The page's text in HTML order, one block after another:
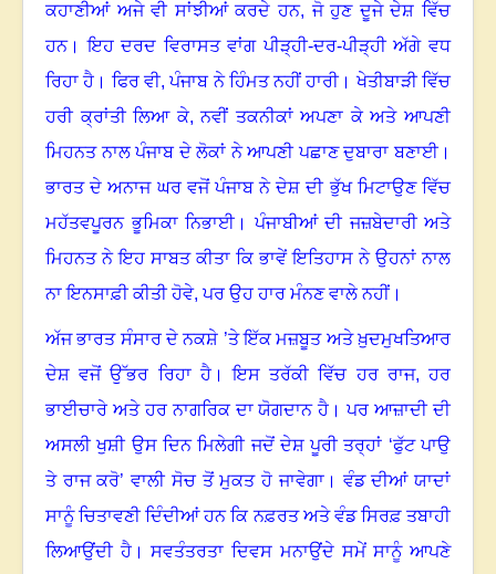
ਕਹਾਣੀਆਂ ਅਜੇ ਵੀ ਸਾਂਝੀਆਂ ਕਰਦੇ ਹਨ,ਜੋ ਹੁਣ ਦੂਜੇ ਦੇਸ਼ ਵਿੱਚ
ਹਨ। ਇਹ ਦਰਦ ਵਿਰਾਸਤ ਵਾਂਗ ਪੀੜ੍ਹੀ-ਦਰ-ਪੀੜ੍ਹੀ ਅੱਗੇ ਵਧ
ਰਿਹਾ ਹੈ। ਫਿਰ ਵੀ,ਪੰਜਾਬ ਨੇ ਹਿੰਮਤ ਨਹੀਂ ਹਾਰੀ। ਖੇਤੀਬਾੜੀ ਵਿੱਚ
ਹਰੀ ਕ੍ਰਾਂਤੀ ਲਿਆ ਕੇ, ਨਵੀਂ ਤਕਨੀਕਾਂ ਅਪਣਾ ਕੇ ਅਤੇ ਆਪਣੀ
ਮਿਹਨਤ ਨਾਲ ਪੰਜਾਬ ਦੇ ਲੋਕਾਂ ਨੇ ਆਪਣੀ ਪਛਾਣ ਦੁਬਾਰਾ ਬਣਾਈ।
ਭਾਰਤ ਦੇ ਅਨਾਜ ਘਰ ਵਜੋਂ ਪੰਜਾਬ ਨੇ ਦੇਸ਼ ਦੀ ਭੁੱਖ ਮਿਟਾਉਣ ਵਿੱਚ
ਮਹੱਤਵਪੂਰਨ ਭੂਮਿਕਾ ਨਿਭਾਈ। ਪੰਜਾਬੀਆਂ ਦੀ ਜਜ਼ਬੇਦਾਰੀ ਅਤੇ
ਮਿਹਨਤ ਨੇ ਇਹ ਸਾਬਤ ਕੀਤਾ ਕਿ ਭਾਵੇਂ ਇਤਿਹਾਸ ਨੇ ਉਹਨਾਂ ਨਾਲ
ਨਾ ਇਨਸਾਫ਼ੀ ਕੀਤੀ ਹੋਵੇ, ਪਰ ਉਹ ਹਾਰ ਮੰਨਣ ਵਾਲੇ ਨਹੀਂ।
ਅੱਜ ਭਾਰਤ ਸੰਸਾਰ ਦੇ ਨਕਸ਼ੇ ’ਤੇ ਇੱਕ ਮਜ਼ਬੂਤ ਅਤੇ ਖ਼ੁਦਮੁਖਤਿਆਰ
ਦੇਸ਼ ਵਜੋਂ ਉੱਭਰ ਰਿਹਾ ਹੈ। ਇਸ ਤਰੱਕੀ ਵਿੱਚ ਹਰ ਰਾਜ,ਹਰ
ਭਾਈਚਾਰੇ ਅਤੇ ਹਰ ਨਾਗਰਿਕ ਦਾ ਯੋਗਦਾਨ ਹੈ। ਪਰ ਆਜ਼ਾਦੀ ਦੀ
ਅਸਲੀ ਖੁਸ਼ੀ ਉਸ ਦਿਨ ਮਿਲੇਗੀ ਜਦੋਂ ਦੇਸ਼ ਪੂਰੀ ਤਰ੍ਹਾਂ ‘ਫੁੱਟ ਪਾਉ
ਤੇ ਰਾਜ ਕਰੋ’ ਵਾਲੀ ਸੋਚ ਤੋਂ ਮੁਕਤ ਹੋ ਜਾਵੇਗਾ। ਵੰਡ ਦੀਆਂ ਯਾਦਾਂ
ਸਾਨੂੰ ਚਿਤਾਵਣੀ ਦਿੰਦੀਆਂ ਹਨ ਕਿ ਨਫ਼ਰਤ ਅਤੇ ਵੰਡ ਸਿਰਫ਼ ਤਬਾਹੀ
ਲਿਆਉਂਦੀ ਹੈ। ਸਵਤੰਤਰਤਾ ਦਿਵਸ ਮਨਾਉਂਦੇ ਸਮੇਂ ਸਾਨੂੰ ਆਪਣੇ